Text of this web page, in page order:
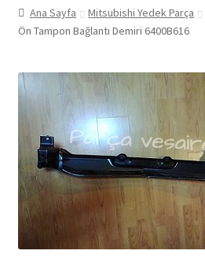
Ana Sayfa Mitsubishi Yedek Parça
Ön Tampon Bağlantı Demiri 6400B616